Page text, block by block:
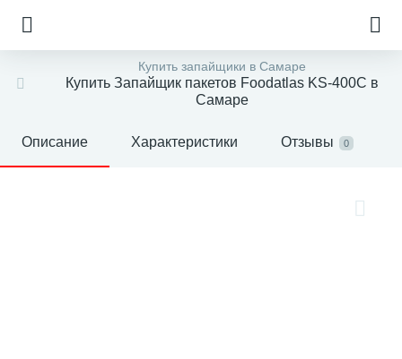
Купить запайщики в Самаре
Купить Запайщик пакетов Foodatlas KS-400C в
Самаре
Описание Характеристики Отзывы 0